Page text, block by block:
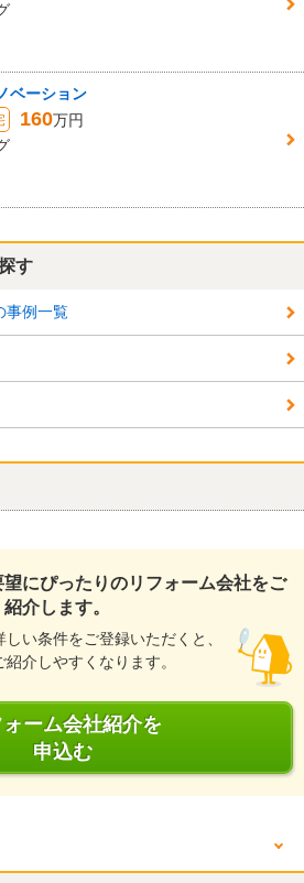
ベーション
160万円
す
事例一覧
にぴったりのリフォーム会社をご
紹介します。
い条件をご登録いただくと、
介しやすくなります。
ォーム会社紹介を
申込む